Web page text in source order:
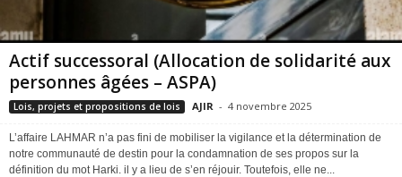
Actif successoral (Allocation de solidarité aux
personnes âgées – ASPA)
Lois, projets et propositions de lois AJIR - 4 novembre 2025
L’affaire LAHMAR n’a pas fini de mobiliser la vigilance et la détermination de
notre communauté de destin pour la condamnation de ses propos sur la
définition du mot Harki. il y a lieu de s’en réjouir. Toutefois, elle ne...